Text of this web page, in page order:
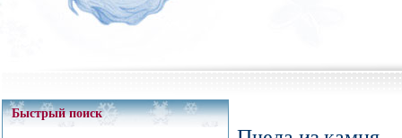
Быстрый поиск